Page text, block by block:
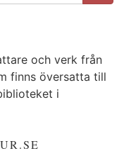
och verk från
finns översatta till
i